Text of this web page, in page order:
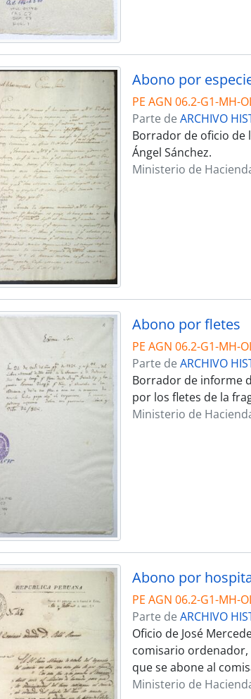
Abono por
PE AGN 06.2-G1-MH-
Parte de ARCHIVO
Borrador de oficio de
Ángel Sánchez.
Ministerio de
Abono por fletes
PE AGN 06.2-G1-MH-
Parte de ARCHIVO
Borrador de informe
por los fletes de la
Ministerio de
Abono por
PE AGN 06.2-G1-MH-
Parte de ARCHIVO
Oficio de José
comisario
que se abone al
Ministerio de